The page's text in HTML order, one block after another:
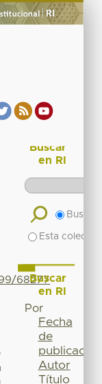
68277
Buscar
en RI
Buscar
Esta
Buscar
en RI
Por
Fecha
de
publicación
Autor
Título